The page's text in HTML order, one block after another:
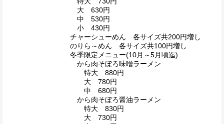
大 630円
中 530円
小 430円
チャーシューめん 各サイズ共200円増し
のりら～めん 各サイズ共100円増し
冬季限定メニュー(10月～5月頃迄)
から肉そぼろ味噌ラーメン
特大 880円
大 780円
中 680円
から肉そぼろ醤油ラーメン
特大 830円
大 730円